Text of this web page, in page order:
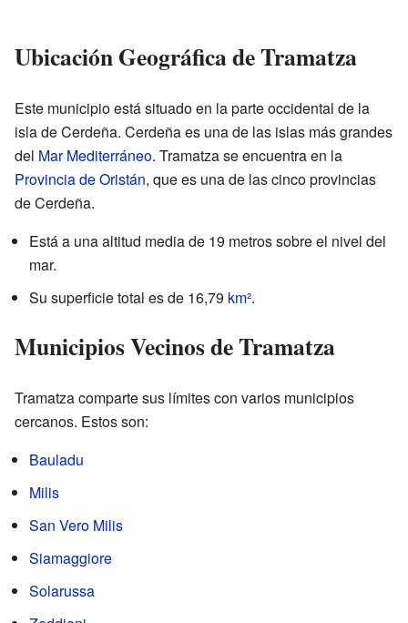
Ubicación Geográfica de Tramatza
Este municipio está situado en la parte occidental de la
isla de Cerdeña. Cerdeña es una de las islas más grandes
del Mar Mediterráneo. Tramatza se encuentra en la
Provincia de Oristán, que es una de las cinco provincias
de Cerdeña.
Está a una altitud media de 19 metros sobre el nivel del
mar.
Su superficie total es de 16,79 km².
Municipios Vecinos de Tramatza
Tramatza comparte sus límites con varios municipios
cercanos. Estos son:
Bauladu
Milis
San Vero Milis
Siamaggiore
Solarussa